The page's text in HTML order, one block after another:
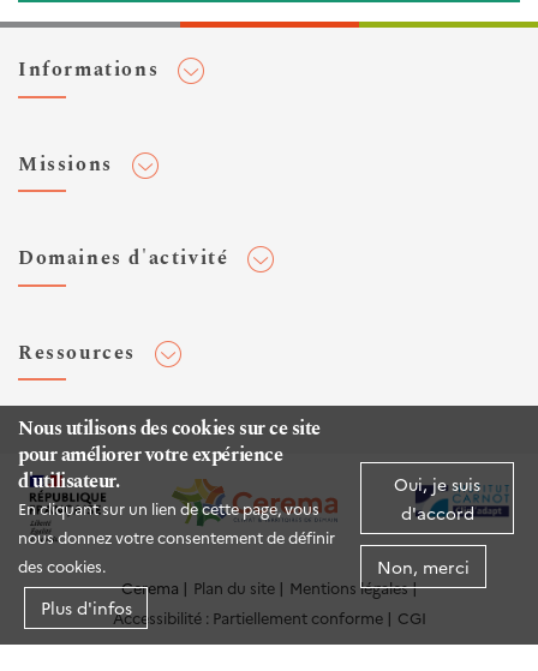
Nous utilisons des cookies sur ce site
pour améliorer votre expérience
d'utilisateur.
En cliquant sur un lien de cette page, vous
nous donnez votre consentement de définir
des cookies.
Plus d'infos
Oui, je suis
d'accord
Non, merci
Informations
Flux RSS
Veilles et newsletters
Expertises Territoires
Plateforme de données ouvertes
Espace presse
Missions
Normalisation
Domaines d'activité
Mobilités
Infrastructures de transport
Environnement et risques
Mer et littoral
Ressources
Editions
Rapports d'étude
Publications HAL
Documentation routière (DTRF)
Logiciels & apps
Sites web
Cerema Plan du site
Mentions légales
Accessibilité : Partiellement conforme
CGI